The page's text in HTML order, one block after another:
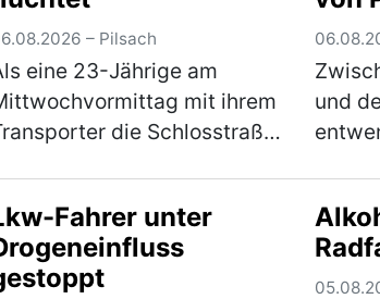
– Pilsach
eine 23-Jährige am
mit ihrem
die Schlosstraße
Hundes. Dieser war mit
33-jährigen Besitzerin
der …(mehr)
und
die
E-
der
Fahrer unter